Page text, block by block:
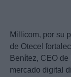
Millicom, por su
de Otecel
Benítez, CEO
mercado digital